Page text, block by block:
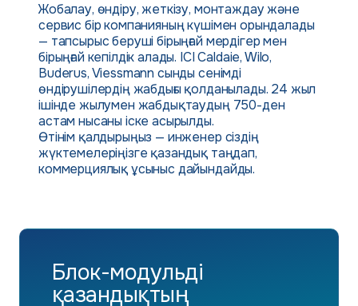
Жобалау, өндіру, жеткізу, монтаждау және
сервис бір компанияның күшімен орындалады
— тапсырыс беруші бірыңғай мердігер мен
бірыңғай кепілдік алады. ICI Caldaie, Wilo,
Buderus, Viessmann сынды сенімді
өндірушілердің жабдығы қолданылады. 24 жыл
ішінде жылумен жабдықтаудың 750-ден
астам нысаны іске асырылды.
Өтінім қалдырыңыз — инженер сіздің
жүктемелеріңізге қазандық таңдап,
коммерциялық ұсыныс дайындайды.
Блок-модульді
қазандықтың